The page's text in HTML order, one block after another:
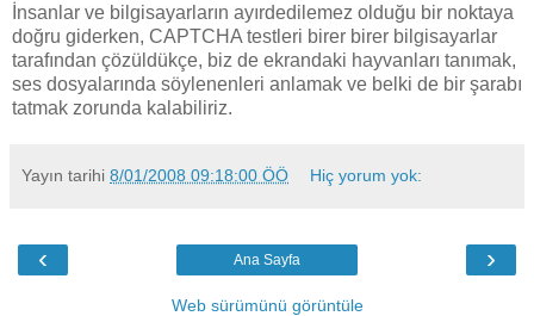
İnsanlar ve bilgisayarların ayırdedilemez olduğu bir noktaya
doğru giderken, CAPTCHA testleri birer birer bilgisayarlar
tarafından çözüldükçe, biz de ekrandaki hayvanları tanımak,
ses dosyalarında söylenenleri anlamak ve belki de bir şarabı
tatmak zorunda kalabiliriz.
Yayın tarihi 8/01/2008 09:18:00 ÖÖ Hiç yorum yok:
‹ ›
Ana Sayfa
Web sürümünü görüntüle